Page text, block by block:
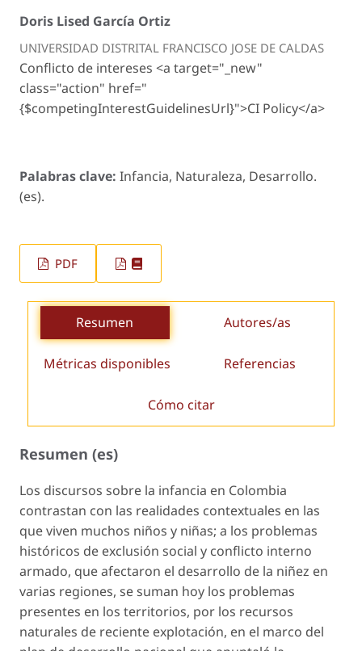
Doris Lised García Ortiz
UNIVERSIDAD DISTRITAL FRANCISCO JOSE DE CALDAS
Conflicto de intereses <a target="_new"
class="action" href="
{$competingInterestGuidelinesUrl}">CI Policy</a>
Palabras clave: Infancia, Naturaleza, Desarrollo.
(es).
PDF
Resumen Autores/as
Métricas disponibles Referencias
Cómo citar
Resumen (es)
Los discursos sobre la infancia en Colombia
contrastan con las realidades contextuales en las
que viven muchos niños y niñas; a los problemas
históricos de exclusión social y conflicto interno
armado, que afectaron el desarrollo de la niñez en
varias regiones, se suman hoy los problemas
presentes en los territorios, por los recursos
naturales de reciente explotación, en el marco del